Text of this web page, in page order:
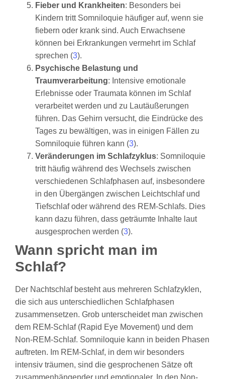
Fieber und Krankheiten: Besonders bei
Kindern tritt Somniloquie häufiger auf, wenn sie
fiebern oder krank sind. Auch Erwachsene
können bei Erkrankungen vermehrt im Schlaf
sprechen (3).
Psychische Belastung und
Traumverarbeitung: Intensive emotionale
Erlebnisse oder Traumata können im Schlaf
verarbeitet werden und zu Lautäußerungen
führen. Das Gehirn versucht, die Eindrücke des
Tages zu bewältigen, was in einigen Fällen zu
Somniloquie führen kann (3).
Veränderungen im Schlafzyklus: Somniloquie
tritt häufig während des Wechsels zwischen
verschiedenen Schlafphasen auf, insbesondere
in den Übergängen zwischen Leichtschlaf und
Tiefschlaf oder während des REM-Schlafs. Dies
kann dazu führen, dass geträumte Inhalte laut
ausgesprochen werden (3).
Wann spricht man im
Schlaf?
Der Nachtschlaf besteht aus mehreren Schlafzyklen,
die sich aus unterschiedlichen Schlafphasen
zusammensetzen. Grob unterscheidet man zwischen
dem REM-Schlaf (Rapid Eye Movement) und dem
Non-REM-Schlaf. Somniloquie kann in beiden Phasen
auftreten. Im REM-Schlaf, in dem wir besonders
intensiv träumen, sind die gesprochenen Sätze oft
zusammenhängender und emotionaler. In den Non-